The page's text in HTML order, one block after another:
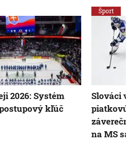
2026: Systém
kľúč
Šport
Slováci
piatkovú
na MS sa